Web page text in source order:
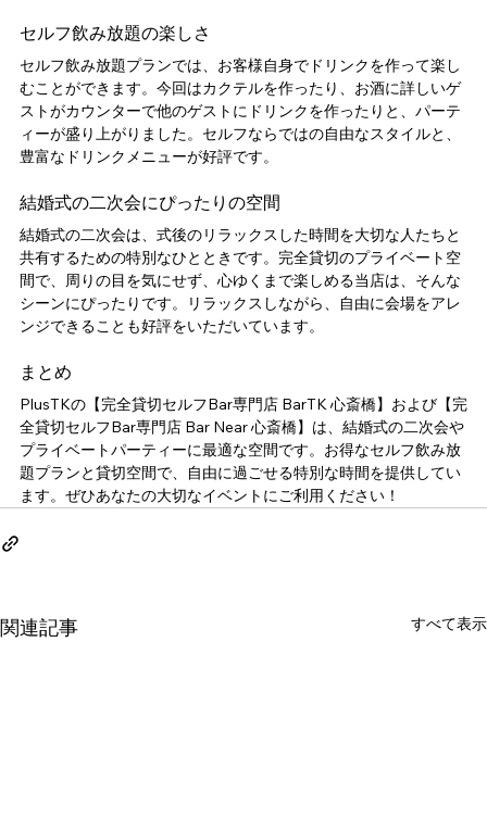
セルフ飲み放題の楽しさ
セルフ飲み放題プランでは、お客様自身でドリンクを作って楽し
むことができます。今回はカクテルを作ったり、お酒に詳しいゲ
ストがカウンターで他のゲストにドリンクを作ったりと、パーテ
ィーが盛り上がりました。セルフならではの自由なスタイルと、
豊富なドリンクメニューが好評です。
結婚式の二次会にぴったりの空間
結婚式の二次会は、式後のリラックスした時間を大切な人たちと
共有するための特別なひとときです。完全貸切のプライベート空
間で、周りの目を気にせず、心ゆくまで楽しめる当店は、そんな
シーンにぴったりです。リラックスしながら、自由に会場をアレ
ンジできることも好評をいただいています。
まとめ
PlusTKの【完全貸切セルフBar専門店 BarTK 心斎橋】および【完
全貸切セルフBar専門店 Bar Near 心斎橋】は、結婚式の二次会や
プライベートパーティーに最適な空間です。お得なセルフ飲み放
題プランと貸切空間で、自由に過ごせる特別な時間を提供してい
ます。ぜひあなたの大切なイベントにご利用ください！
関連記事 すべて表示